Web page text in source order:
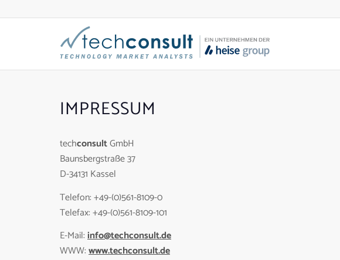
IMPRESSUM
techconsultGmbH
Baunsbergstraße 37
D-34131 Kassel
Telefon: +49-(0)561-8109-0
Telefax: +49-(0)561-8109-101
E-Mail:info@techconsult.de
WWW:www.techconsult.de